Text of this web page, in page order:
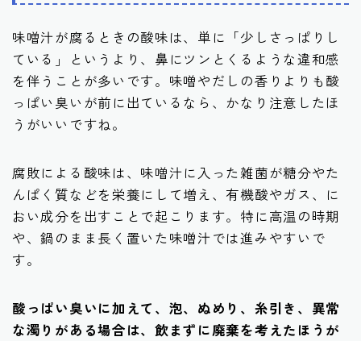
味噌汁が腐るときの酸味は、単に「少しさっぱりし
ている」というより、鼻にツンとくるような違和感
を伴うことが多いです。味噌やだしの香りよりも酸
っぱい臭いが前に出ているなら、かなり注意したほ
うがいいですね。
腐敗による酸味は、味噌汁に入った雑菌が糖分やた
んぱく質などを栄養にして増え、有機酸やガス、に
おい成分を出すことで起こります。特に高温の時期
や、鍋のまま長く置いた味噌汁では進みやすいで
す。
酸っぱい臭いに加えて、泡、ぬめり、糸引き、異常
な濁りがある場合は、飲まずに廃棄を考えたほうが